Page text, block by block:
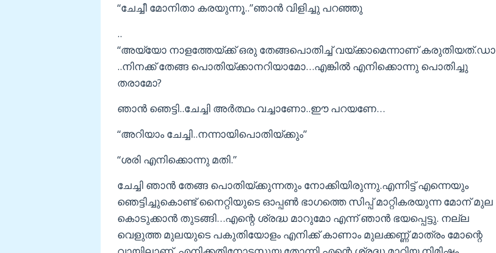
“ചേച്ചീ മോനിതാ കരയുന്നൂ..”ഞാൻ വിളിച്ചു പറഞ്ഞു
..
“അയ്യോ നാളത്തേയ്ക്ക് ഒരു തേങ്ങപൊതിച്ച് വയ്ക്കാമെന്നാണ് കരുതിയത്.ഡാ
..നിനക്ക് തേങ്ങ പൊതിയ്ക്കാനറിയാമോ…എങ്കിൽ എനിക്കൊന്നു പൊതിച്ചു
തരാമോ?
ഞാൻ ഞെട്ടി..ചേച്ചി അർത്ഥം വച്ചാണോ..ഈ പറയണേ…
“അറിയാം ചേച്ചി..നന്നായിപൊതിയ്ക്കും”
“ശരി എനിക്കൊന്നു മതി.”
ചേച്ചി ഞാൻ തേങ്ങ പൊതിയ്ക്കുന്നതും നോക്കിയിരുന്നു.എന്നിട്ട് എന്നെയും
ഞെട്ടിച്ചുകൊണ്ട് നൈറ്റിയുടെ ഓപ്പണ്‍ ഭാഗത്തെ സിപ്പ് മാറ്റികരയുന്ന മോന് മുല
കൊടുക്കാൻ തുടങ്ങി…എന്റെ ശ്രദ്ധ മാറുമോ എന്ന് ഞാൻ ഭയപ്പെട്ടു. നല്ല
വെളുത്ത മുലയുടെ പകുതിയോളം എനിക്ക് കാണാം മുലക്കണ്ണ് മാത്രം മോന്റെ